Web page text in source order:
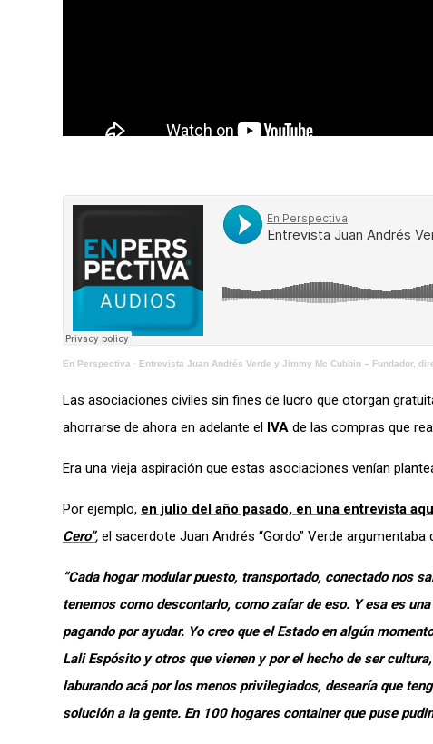
En Perspectiva · Entrevista Juan Andrés Verde y Jimmy Mc Cubbin – Fundador,
Las asociaciones civiles sin fines de lucro que otorgan
ahorrarse de ahora en adelante el IVA de las compras que
Era una vieja aspiración que estas asociaciones venían
Por ejemplo, en julio del año pasado, en una entrevista
Cero”, el sacerdote Juan Andrés “Gordo” Verde
“Cada hogar modular puesto, transportado, conectado nos
tenemos como descontarlo, como zafar de eso. Y esa es
pagando por ayudar. Yo creo que el Estado en algún
Lali Espósito y otros que vienen y por el hecho de ser
laburando acá por los menos privilegiados, desearía que
solución a la gente. En 100 hogares container que puse